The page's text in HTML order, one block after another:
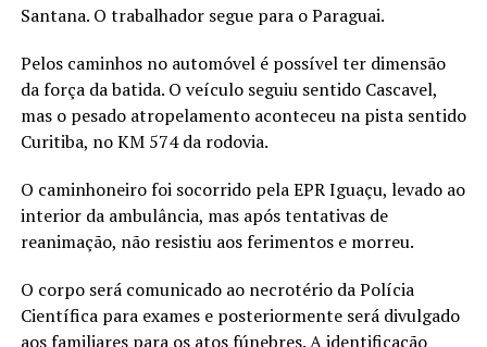
Santana. O trabalhador segue para o Paraguai.
Pelos caminhos no automóvel é possível ter dimensão
da força da batida. O veículo seguiu sentido Cascavel,
mas o pesado atropelamento aconteceu na pista sentido
Curitiba, no KM 574 da rodovia.
O caminhoneiro foi socorrido pela EPR Iguaçu, levado ao
interior da ambulância, mas após tentativas de
reanimação, não resistiu aos ferimentos e morreu.
O corpo será comunicado ao necrotério da Polícia
Científica para exames e posteriormente será divulgado
aos familiares para os atos fúnebres. A identificação